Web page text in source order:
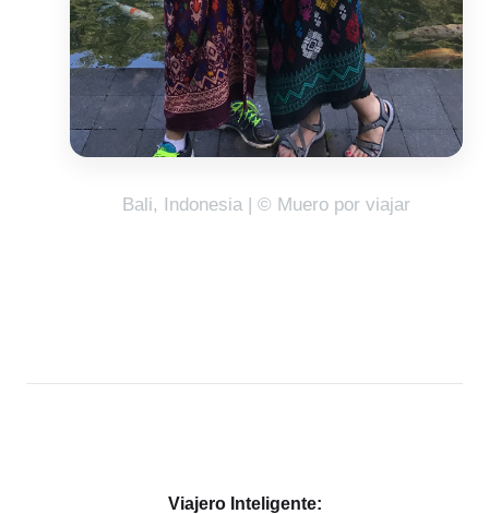
Bali, Indonesia | © Muero por viajar
Viajero Inteligente: